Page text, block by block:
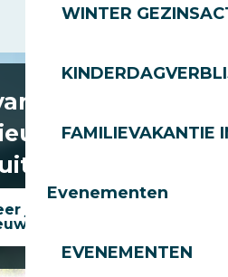
WINTER
FAMILIEVAKANTIE
Evenementen
EVENEMENTEN
het laatste
Les Gets!
je op onze